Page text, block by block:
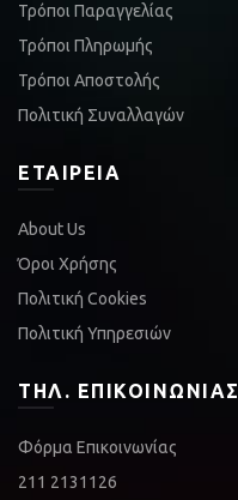
Τρόποι Παραγγελίας
Τρόποι Πληρωμής
Τρόποι Αποστολής
Πολιτική Συναλλαγών
ΕΤΑΙΡΕΊΑ
About Us
Όροι Χρήσης
Πολιτική Cookies
Πολιτική Υπηρεσιών
ΤΗΛ. ΕΠΙΚΟΙΝΩΝΊΑΣ
Φόρμα Επικοινωνίας
211 2131126